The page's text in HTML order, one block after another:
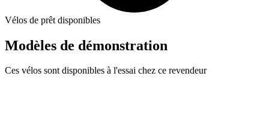
Vélos de prêt disponibles
Modèles de démonstration
Ces vélos sont disponibles à l'essai chez ce revendeur